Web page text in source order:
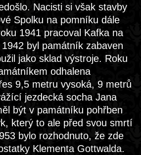
Nacisti si však stavby
Spolku na pomníku dále
1941 pracoval Kafka na
byl památník zabaven
jako sklad výstroje. Roku
odhalena
9,5 metru vysoká, 9 metrů
jezdecká socha Jana
být v památníku pohřben
který to ale před svou smrtí
bylo rozhodnuto, že zde
Klementa Gottwalda.